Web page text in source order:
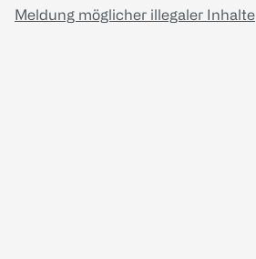
Meldung möglicher illegaler Inhalte